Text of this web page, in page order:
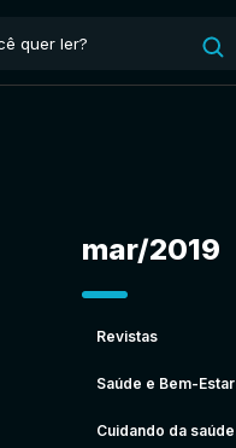
mar/2019
Revistas
Saúde e Bem-Estar
Cuidando da saúde